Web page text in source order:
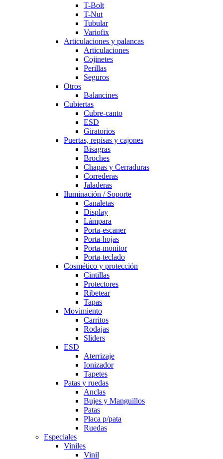
T-Bolt
T-Nut
Tubular
Variofix
Articulaciones y palancas
Articulaciones
Cojinetes
Perillas
Seguros
Otros
Balancines
Cubiertas
Cubre-canto
ESD
Giratorios
Puertas, repisas y cajones
Bisagras
Broches
Chapas y Cerraduras
Correderas
Jaladeras
Iluminación / Soporte
Canaletas
Display
Lámpara
Porta-escaner
Porta-hojas
Porta-monitor
Porta-teclado
Cosmético y protección
Cintillas
Protectores
Ribetear
Tapas
Movimiento
Carritos
Rodajas
Sliders
ESD
Aterrizaje
Ionizador
Tapetes
Patas y ruedas
Anclas
Bujes y Manguillos
Patas
Placa p/pata
Ruedas
Especiales
Viniles
Vinil